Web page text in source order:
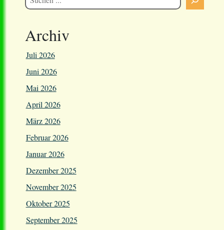
Archiv
Juli 2026
Juni 2026
Mai 2026
April 2026
März 2026
Februar 2026
Januar 2026
Dezember 2025
November 2025
Oktober 2025
September 2025